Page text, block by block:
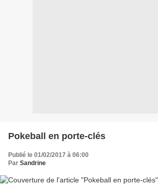
Pokeball en porte-clés
Publié le 01/02/2017 à 06:00
Par Sandrine